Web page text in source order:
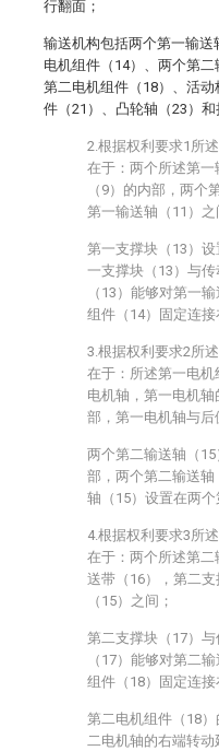
行翻面；
输送机构包括两个第一输
电机组件（14）、两个第二
第二电机组件（18）、活
件（21）、凸轮轴（23）和
2.根据权利要求1所
在于：两个所述第
（9）的内部，两个
第一输送轴（11）
第一支撑块（13）
一支撑块（13）与
（13）能够对第一
组件（14）固定连接
3.根据权利要求2所
在于：所述第一电
电机轴，第一电机
部，第一电机轴与后
两个第二输送轴（
部，两个第二输送
轴（15）设置在两个
4.根据权利要求3所
在于：两个所述第
送带（16），第二
（15）之间；
第二支撑块（17）
（17）能够对第二
组件（18）固定连接
第二电机组件（18
二电机轴的右端转